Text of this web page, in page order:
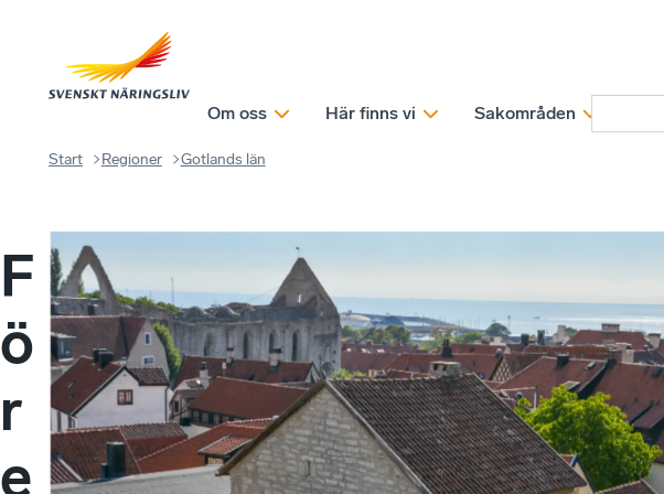
Om oss Här finns vi Sakområden
Start Regioner Gotlands län
F
ö
r
e